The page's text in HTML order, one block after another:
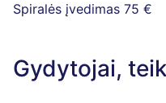
Spiralės įvedimas 75 €
Gydytojai,